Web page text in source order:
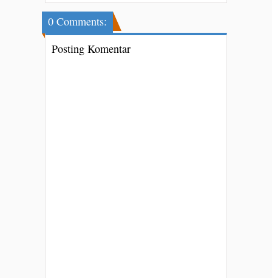
0 Comments:
Posting Komentar